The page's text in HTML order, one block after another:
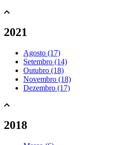
2021
Agosto (17)
Setembro (14)
Outubro (18)
Novembro (18)
Dezembro (17)
2018